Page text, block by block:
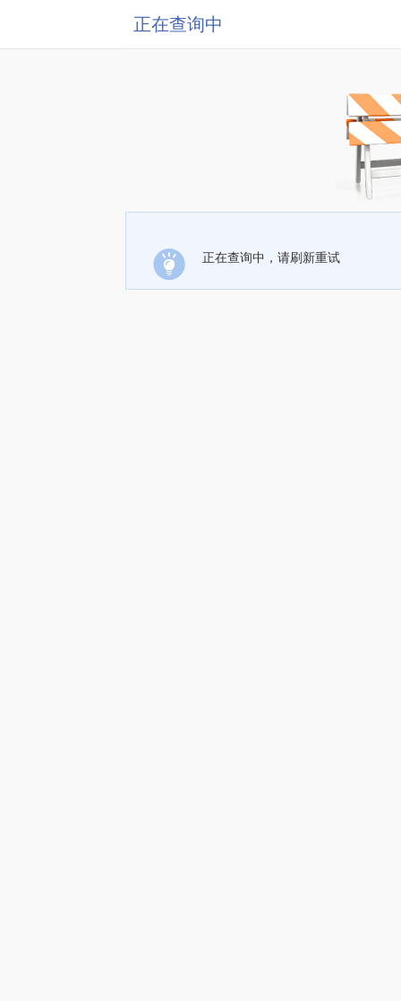
正在查询中
正在查询中，请刷新重试